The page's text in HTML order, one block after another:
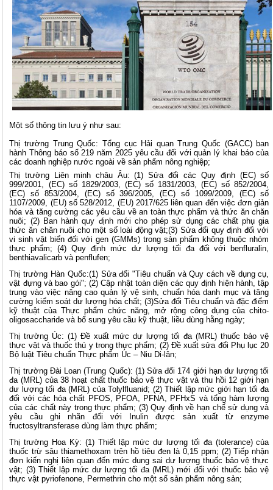
Một số thông tin lưu ý như sau:
Thị trường Trung Quốc: Tổng cục Hải quan Trung Quốc (GACC) ban
hành Thông báo số 219 năm 2025 yêu cầu đối với quản lý khai báo của
các doanh nghiệp nước ngoài về sản phẩm nông nghiệp;
Thị trường Liên minh châu Âu: (1) Sửa đổi các Quy định (EC) số
999/2001, (EC) số 1829/2003, (EC) số 1831/2003, (EC) số 852/2004,
(EC) số 853/2004, (EC) số 396/2005, (EC) số 1099/2009, (EC) số
1107/2009, (EU) số 528/2012, (EU) 2017/625 liên quan đến việc đơn giản
hóa và tăng cường các yêu cầu về an toàn thực phẩm và thức ăn chăn
nuôi; (2) Ban hành quy định mới cho phép sử dụng các chất phụ gia
thức ăn chăn nuôi cho một số loài động vật;(3) Sửa đổi quy định đối với
vi sinh vật biển đối với gen (GMMs) trong sản phẩm không thuộc nhóm
thực phẩm; (4) Quy định mức dư lượng tối đa đối với benfluralin,
benthiavalicarb và penflufen;
Thị trường Hàn Quốc:(1) Sửa đổi "Tiêu chuẩn và Quy cách về dụng cụ,
vật đựng và bao gói"; (2) Cập nhật toàn diện các quy định hiện hành, tập
trung vào việc nâng cao quản lý vệ sinh, chuẩn hóa danh mục và tăng
cường kiểm soát dư lượng hóa chất; (3)Sửa đổi Tiêu chuẩn và đặc điểm
kỹ thuật của Thực phẩm chức năng, mở rộng công dụng của chito-
oligosaccharide và bổ sung yêu cầu kỹ thuật, liều dùng hằng ngày;
Thị trường Úc: (1) Đề xuất mức dư lượng tối đa (MRL) thuốc bảo vệ
thực vật và thuốc thú y trong thực phẩm; (2) Đề xuất sửa đổi Phụ lục 20
Bộ luật Tiêu chuẩn Thực phẩm Úc – Niu Di-lân;
Thị trường Đài Loan (Trung Quốc): (1) Sửa đổi 174 giới hạn dư lượng tối
đa (MRL) của 38 hoạt chất thuốc bảo vệ thực vật và thu hồi 12 giới hạn
dư lượng tối đa (MRL) của Tolylfluanid; (2) Thiết lập mức giới hạn tối đa
đối với các hóa chất PFOS, PFOA, PFNA, PFHxS và tổng hàm lượng
của các chất này trong thực phẩm; (3) Quy định về hạn chế sử dụng và
yêu cầu ghi nhãn đối với Inulin được sản xuất từ enzyme
fructosyltransferase dùng làm thực phẩm;
Thị trường Hoa Kỳ: (1) Thiết lập mức dư lượng tối đa (tolerance) của
thuốc trừ sâu thiamethoxam trên hồ tiêu đen là 0,15 ppm; (2) Tiếp nhận
đơn kiến nghị liên quan đến mức dung sai dư lượng thuốc bảo vệ thực
vật; (3) Thiết lập mức dư lượng tối đa (MRL) mới đối với thuốc bảo vệ
thực vật pyriofenone, Permethrin cho một số sản phẩm nông sản;